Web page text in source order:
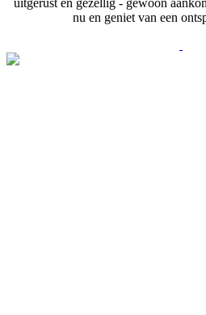
nu en geniet van een